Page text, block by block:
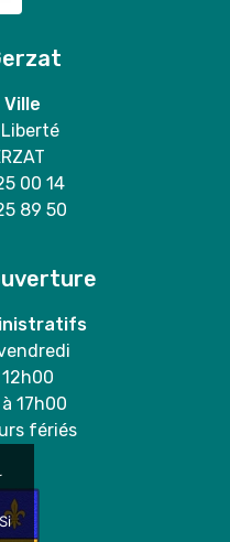
00 14
89 50
17h00
fériés